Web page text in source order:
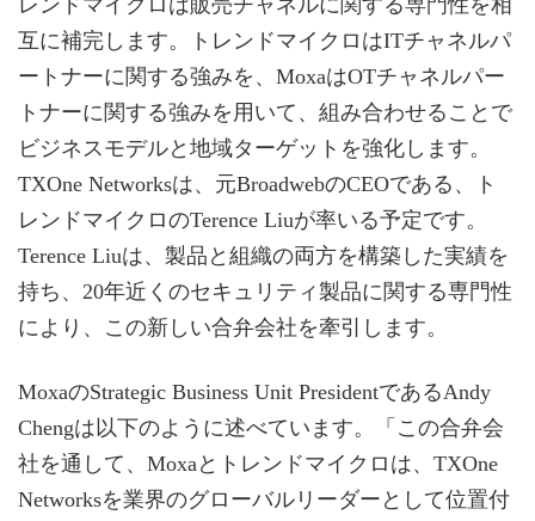
レンドマイクロは販売チャネルに関する専門性を相
互に補完します。トレンドマイクロはITチャネルパ
ートナーに関する強みを、MoxaはOTチャネルパー
トナーに関する強みを用いて、組み合わせることで
ビジネスモデルと地域ターゲットを強化します。
TXOne Networksは、元BroadwebのCEOである、ト
レンドマイクロのTerence Liuが率いる予定です。
Terence Liuは、製品と組織の両方を構築した実績を
持ち、20年近くのセキュリティ製品に関する専門性
により、この新しい合弁会社を牽引します。
MoxaのStrategic Business Unit PresidentであるAndy
Chengは以下のように述べています。「この合弁会
社を通して、Moxaとトレンドマイクロは、TXOne
Networksを業界のグローバルリーダーとして位置付